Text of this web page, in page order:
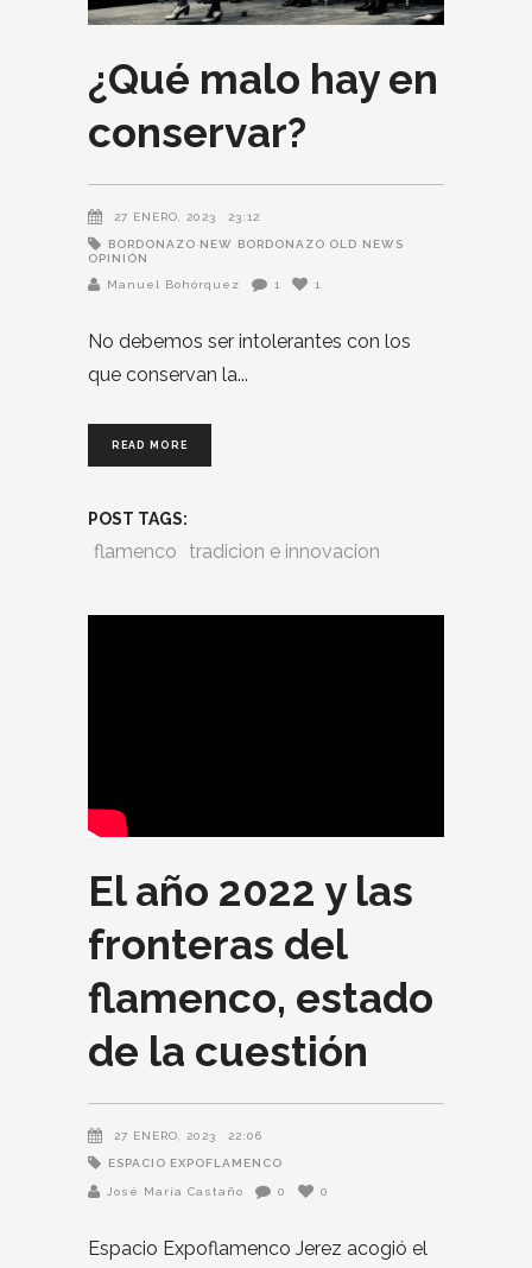
¿Qué malo hay en
conservar?
27 ENERO, 2023 23:12
BORDONAZO NEW BORDONAZO OLD NEWS
OPINIÓN
Manuel Bohórquez
1 1
No debemos ser intolerantes con los
que conservan la
READ MORE
POST TAGS:
flamenco tradicion e innovacion
El año 2022 y las
fronteras del
flamenco, estado
de la cuestión
27 ENERO, 2023 22:06
ESPACIO EXPOFLAMENCO
José María Castaño 0 0
Espacio Expoflamenco Jerez acogió el